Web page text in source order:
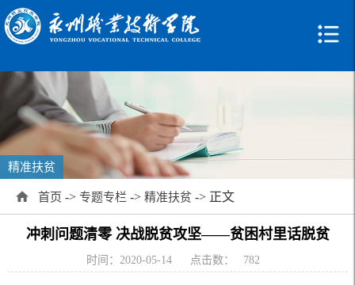
精准扶贫
首页 -> 专题专栏 -> 精准扶贫 -> 正文
冲刺问题清零 决战脱贫攻坚——贫困村里话脱贫
时间：2020-05-14 点击数： 782